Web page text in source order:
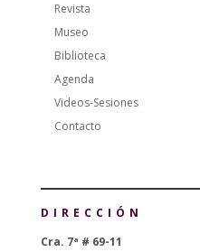
Revista
Museo
Biblioteca
Agenda
Videos-Sesiones
Contacto
DIRECCIÓN
Cra. 7ª # 69-11